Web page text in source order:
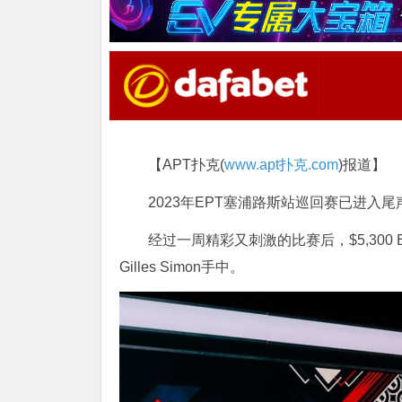
【APT扑克(www.apt扑克.com)报道】
2023年EPT塞浦路斯站巡回赛已进入尾
经过一周精彩又刺激的比赛后，$5,300
Gilles Simon手中。